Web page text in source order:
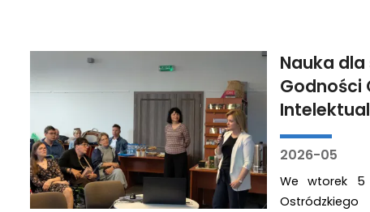
Nauka
Godności
2026-05
We wtorek 5